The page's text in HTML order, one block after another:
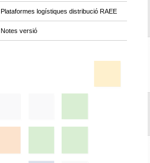
Plataformes logístiques distribució RAEE
Notes versió